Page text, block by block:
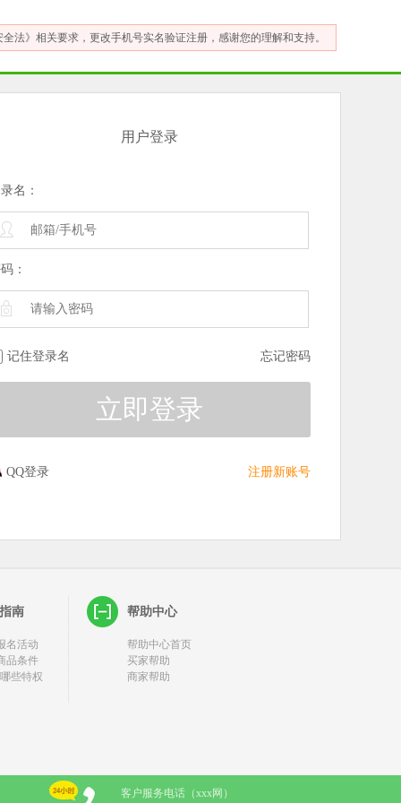
法》相关要求，更改手机号实名验证注册，感谢您的理解和支持。
用户登录
名：
：
记住登录名 忘记密码
QQ登录 注册新账号
南
名活动
品条件
些特权
帮助中心
帮助中心首页
买家帮助
商家帮助
客户服务电话（xxx网）